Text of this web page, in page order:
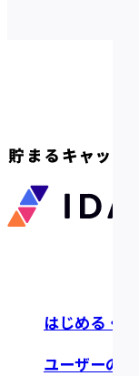
はじめる・つ
ユーザーの声